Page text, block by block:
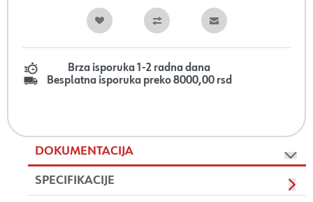
Brza isporuka 1-2 radna dana
Besplatna isporuka preko 8000,00 rsd
DOKUMENTACIJA
SPECIFIKACIJE